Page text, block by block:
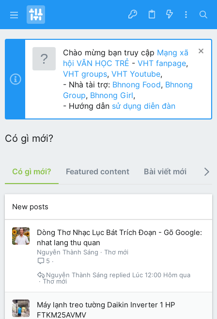
Chào mừng bạn truy cập Mạng xã
hội VĂN HỌC TRẺ - VHT fanpage,
VHT groups, VHT Youtube,
- Nhà tài trợ: Bhnong Food, Bhnong
Group, Bhnong Girl,
- Hướng dẫn sử dụng diễn đàn
Có gì mới?
Có gì mới? Featured content Bài viết mới
New posts
Dòng Thơ Nhạc Lục Bát Trích Đoạn - Gõ Google:
nhat lang thu quan
Nguyễn Thành Sáng
Thơ mới
5
Thơ mới
Lúc 12:00 Hôm qua
Nguyễn Thành Sáng
Máy lạnh treo tường Daikin Inverter 1 HP
FTKM25AVMV